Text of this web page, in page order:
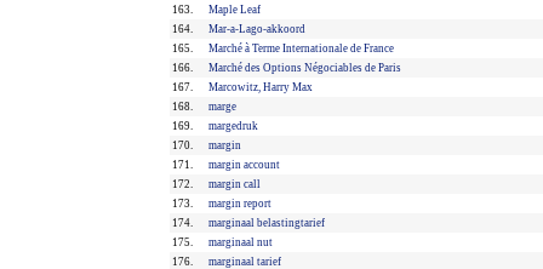
163.
Maple Leaf
164.
Mar-a-Lago-akkoord
165.
Marché à Terme Internationale de France
166.
Marché des Options Négociables de Paris
167.
Marcowitz, Harry Max
168.
marge
169.
margedruk
170.
margin
171.
margin account
172.
margin call
173.
margin report
174.
marginaal belastingtarief
175.
marginaal nut
176.
marginaal tarief